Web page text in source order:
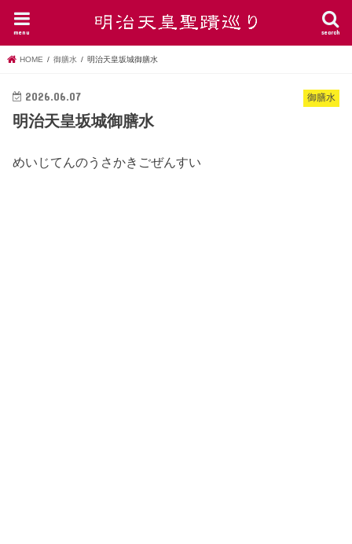
search
menu
HOME 御膳水 明治天皇坂城御膳水
御膳水
2026.06.07
明治天皇坂城御膳水
めいじてんのうさかきごぜんすい